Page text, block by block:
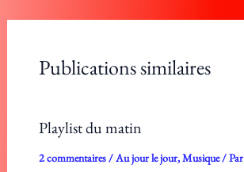
Publications similaires
Playlist du matin
2 commentaires/Au jour le jour,Musique/ Par